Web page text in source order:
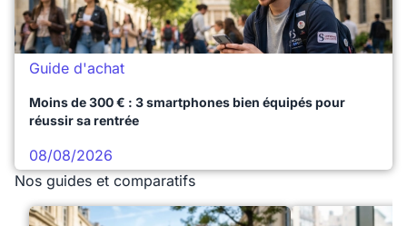
Guide d'achat
Moins de 300 € : 3 smartphones bien équipés pour
réussir sa rentrée
08/08/2026
Nos guides et comparatifs